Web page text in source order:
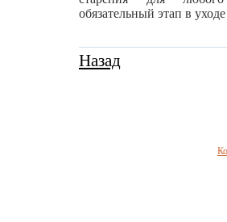
обязательный этап в
Назад